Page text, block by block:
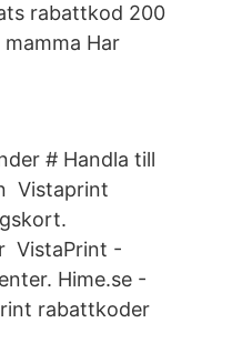
rabattkod 200
Har
# Handla till
Vistaprint
VistaPrint -
Hime.se -
rabattkoder